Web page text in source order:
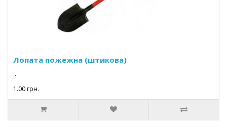
Лопата пожежна (штикова)
..
1.00 грн.